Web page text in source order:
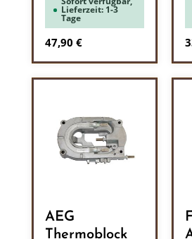
Lieferzeit: 1-3
Tage
Regulärer Preis:
47,90 €
AEG
Thermoblock